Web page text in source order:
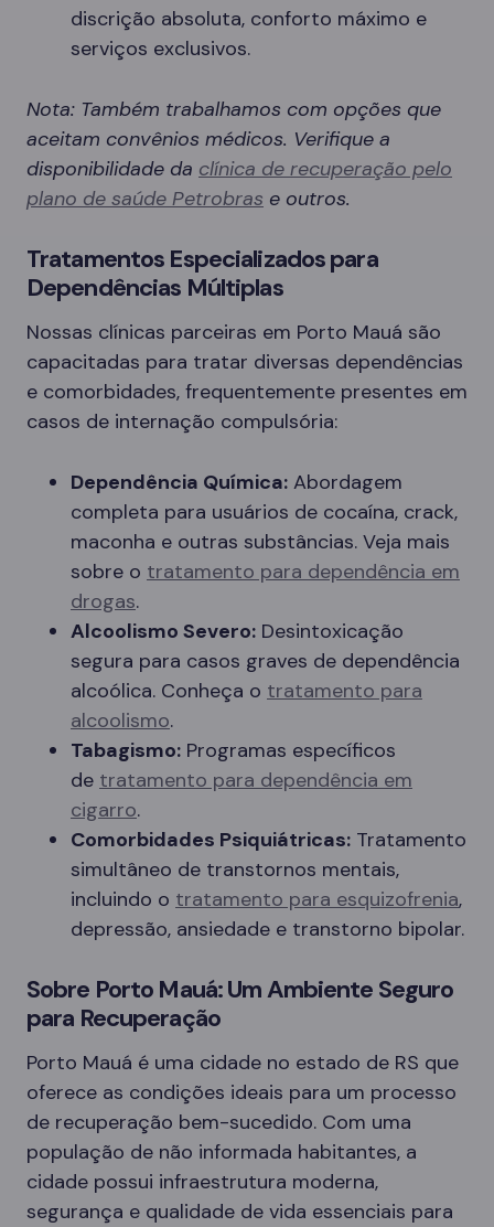
discrição absoluta, conforto máximo e
serviços exclusivos.
Nota: Também trabalhamos com opções que
aceitam convênios médicos. Verifique a
disponibilidade da clínica de recuperação pelo
plano de saúde Petrobras e outros.
Tratamentos Especializados para
Dependências Múltiplas
Nossas clínicas parceiras em Porto Mauá são
capacitadas para tratar diversas dependências
e comorbidades, frequentemente presentes em
casos de internação compulsória:
Dependência Química: Abordagem
completa para usuários de cocaína, crack,
maconha e outras substâncias. Veja mais
sobre o tratamento para dependência em
drogas.
Alcoolismo Severo: Desintoxicação
segura para casos graves de dependência
alcoólica. Conheça o tratamento para
alcoolismo.
Tabagismo: Programas específicos
de tratamento para dependência em
cigarro.
Comorbidades Psiquiátricas: Tratamento
simultâneo de transtornos mentais,
incluindo o tratamento para esquizofrenia,
depressão, ansiedade e transtorno bipolar.
Sobre Porto Mauá: Um Ambiente Seguro
para Recuperação
Porto Mauá é uma cidade no estado de RS que
oferece as condições ideais para um processo
de recuperação bem-sucedido. Com uma
população de não informada habitantes, a
cidade possui infraestrutura moderna,
segurança e qualidade de vida essenciais para